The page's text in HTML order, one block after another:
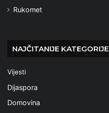
Rukomet
NAJČITANIJE KATEGORIJE
Vijesti
Dijaspora
Domovina